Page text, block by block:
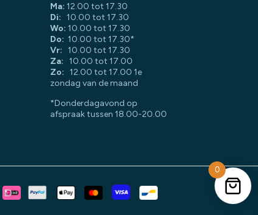
0
Ma: 12.00 tot 17.30
Di: 10.00 tot 17.30
Wo: 10.00 tot 17.30
Do: 10.00 tot 17.30*
Vr: 10.00 tot 17.30
Za: 10.00 tot 17.00
Zo: 12.00 tot 17.00 1e
zondag van de maand
*Donderdagavond op
afspraak tussen 18.00-20.00